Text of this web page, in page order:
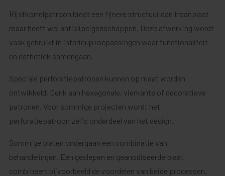
Rijstkorrelpatroon biedt een fijnere structuur dan traanplaat
maar heeft wel antislipeigenschappen. Deze afwerking wordt
vaak gebruikt in interieuртoepassingen waar functionaliteit
en esthetiek samengaan.
Speciale perforatiepatronen kunnen op maat worden
ontwikkeld. Denk aan hexagonale, vierkante of decoratieve
patronen. Voor sommige projecten wordt het
perforatiepatroon zelfs onderdeel van het design.
Sommige platen ondergaan een combinatie van
behandelingen. Een geslepen en geanodiseerde plaat
combineert bijvoorbeeld de voordelen van beide processen.